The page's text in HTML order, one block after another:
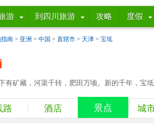
游 到四川旅游 攻略 度假
指南 > 亚洲 > 中国 > 直辖市 > 天津 > 宝坻
有矿藏，河渠千转，肥田万顷。新的千年，宝
路 酒店 景点 城